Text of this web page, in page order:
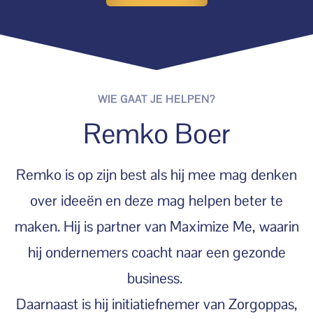
WIE GAAT JE HELPEN?
Remko Boer
Remko is op zijn best als hij mee mag denken
over ideeën en deze mag helpen beter te
maken. Hij is partner van Maximize Me, waarin
hij ondernemers coacht naar een gezonde
business.
Daarnaast is hij initiatiefnemer van Zorgoppas,